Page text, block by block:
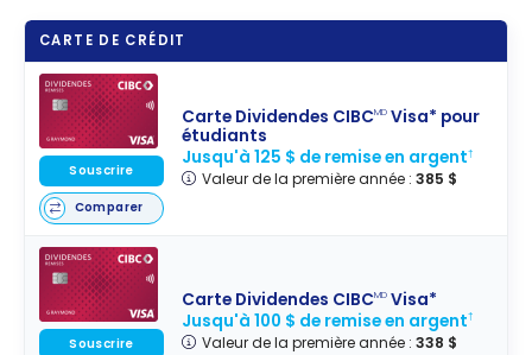
CARTE DE CRÉDIT
Carte Dividendes CIBCMD Visa* pour
étudiants
Jusqu'à 125 $ de remise en argent†
Valeur de la première année : 385 $
Souscrire
Comparer
Carte Dividendes CIBCMD Visa*
Jusqu'à 100 $ de remise en argent†
Valeur de la première année : 338 $
Souscrire